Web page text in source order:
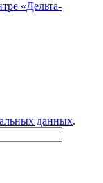
данных.